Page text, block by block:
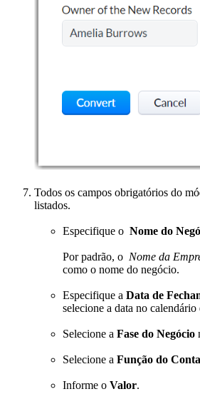
Todos os campos obrigatórios do
listados.
Especifique o Nome do
Por padrão, o Nome da
como o nome do negócio.
Especifique a Data de
selecione a data no
Selecione a Fase do Negócio
Selecione a Função do
Informe o Valor.